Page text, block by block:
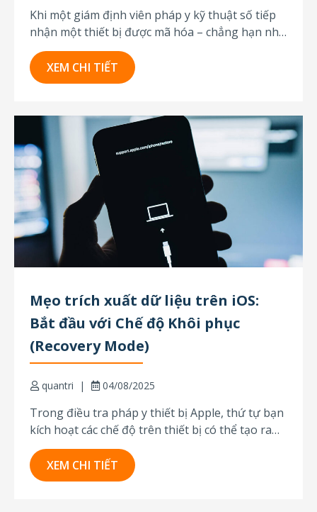
Khi một giám định viên pháp y kỹ thuật số tiếp
nhận một thiết bị được mã hóa – chẳng hạn như
một chiếc iPhone đời mới, với mật mã không xác
định, cổng USB bị khóa và các công cụ truyền
thống như checkm8 đã không còn hiệu...
XEM CHI TIẾT
Mẹo trích xuất dữ liệu trên iOS:
Bắt đầu với Chế độ Khôi phục
(Recovery Mode)
quantri 04/08/2025
Trong điều tra pháp y thiết bị Apple, thứ tự bạn
kích hoạt các chế độ trên thiết bị có thể tạo ra
sự khác biệt lớn. Mặc dù chế độ DFU là cần thiết
cho một số thao tác trích xuất, đặc biệt là khi sử
dụng checkm8,...
XEM CHI TIẾT